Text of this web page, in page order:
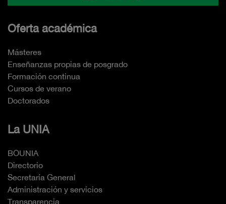
Oferta académica
Másteres
Enseñanzas propias de posgrado
Formación continua
Cursos de verano
Doctorados
La UNIA
BOUNIA
Directorio
Secretaría General
Administración y servicios
Transparencia